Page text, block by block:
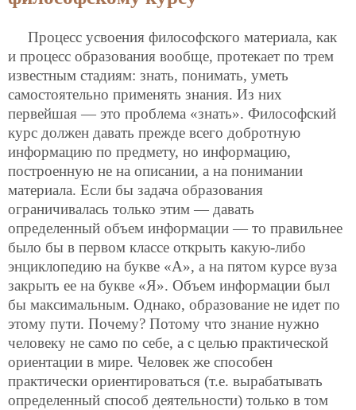
Процесс усвоения философского материала, как
и процесс образования вообще, протекает по трем
известным стадиям: знать, понимать, уметь
самостоятельно применять знания. Из них
первейшая — это проблема «знать». Философский
курс должен давать прежде всего добротную
информацию по предмету, но информацию,
построенную не на описании, а на понимании
материала. Если бы задача образования
ограничивалась только этим — давать
определенный объем информации — то правильнее
было бы в первом классе открыть какую-либо
энциклопедию на букве «А», а на пятом курсе вуза
закрыть ее на букве «Я». Объем информации был
бы максимальным. Однако, образование не идет по
этому пути. Почему? Потому что знание нужно
человеку не само по себе, а с целью практической
ориентации в мире. Человек же способен
практически ориентироваться (т.е. вырабатывать
определенный способ деятельности) только в том